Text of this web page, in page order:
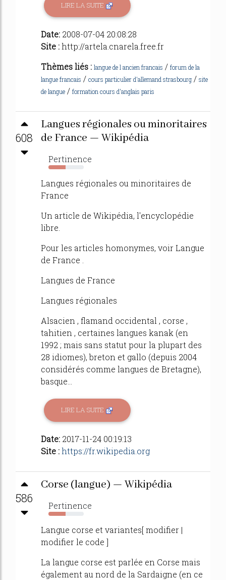
LIRE LA SUITE
Date: 2008-07-04 20:08:28
Site :http://artela.cnarela.free.fr
Thèmes liés : langue de l ancien francais / forum de la
langue francais / cours particulier d'allemand strasbourg / site
de langue / formation cours d'anglais paris
608
Langues régionales ou minoritaires
de France — Wikipédia
Pertinence
49%
Langues régionales ou minoritaires de
France
Un article de Wikipédia, l'encyclopédie
libre.
Pour les articles homonymes, voir Langue
de France .
Langues de France
Langues régionales
Alsacien , flamand occidental , corse ,
tahitien , certaines langues kanak (en
1992 ; mais sans statut pour la plupart des
28 idiomes), breton et gallo (depuis 2004
considérés comme langues de Bretagne),
basque...
LIRE LA SUITE
Date: 2017-11-24 00:19:13
Site :https://fr.wikipedia.org
586
Corse (langue) — Wikipédia
Pertinence
49%
Langue corse et variantes[ modifier |
modifier le code ]
La langue corse est parlée en Corse mais
également au nord de la Sardaigne (en ce